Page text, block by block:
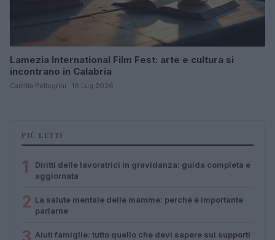
Lamezia International Film Fest: arte e cultura si
incontrano in Calabria
Camilla Pellegrini · 16 Lug 2026
PIÙ LETTI
1
Diritti delle lavoratrici in gravidanza: guida completa e
aggiornata
2 La salute mentale delle mamme: perché è importante
parlarne
Aiuti famiglie: tutto quello che devi sapere sui supporti